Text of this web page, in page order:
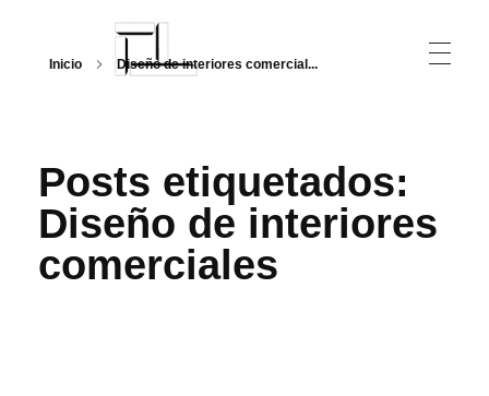
Inicio Diseño de interiores comercial...
Posts etiquetados:
Diseño de interiores
comerciales